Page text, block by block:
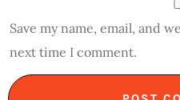
Save my name, email, and
next time I comment.